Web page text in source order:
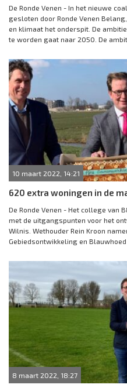
De Ronde Venen - In het nieuwe
gesloten door Ronde Venen
en klimaat het onderspit. De
te worden gaat naar 2050. De
10 maart 2022, 14:21
620 extra woningen in de
De Ronde Venen - Het college van
met de uitgangspunten voor het
Wilnis. Wethouder Rein Kroon
Gebiedsontwikkeling en
8 maart 2022, 18:27